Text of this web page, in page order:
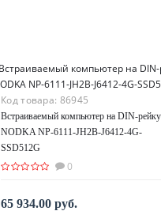
Код товара: 86945
Встраиваемый компьютер на DIN-рейку
NODKA NP-6111-JH2B-J6412-4G-
SSD512G
0
65 934.00 руб.